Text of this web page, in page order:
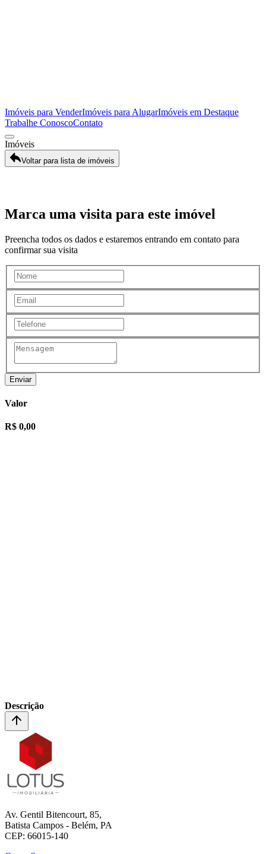
Imóveis para VenderImóveis para AlugarImóveis em Destaque
Trabalhe ConoscoContato
Imóveis
Voltar para lista de imóveis
Marca uma visita para este imóvel
Preencha todos os dados e estaremos entrando em contato para
confirmar sua visita
Enviar
Valor
R$ 0,00
Descrição
Av. Gentil Bitencourt, 85,
Batista Campos - Belém, PA
CEP: 66015-140